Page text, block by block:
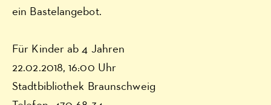
ein Bastelangebot.
Für Kinder ab 4 Jahren
22.02.2018, 16:00 Uhr
Stadtbibliothek Braunschweig